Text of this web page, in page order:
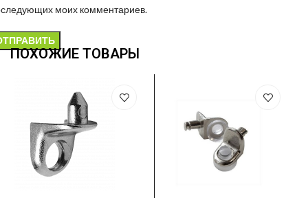
моих комментариев.
ПОХОЖИЕ ТОВАРЫ